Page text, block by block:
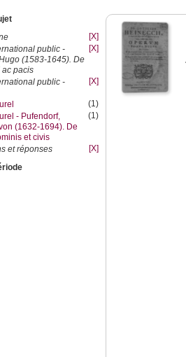
[X]
public -
(1583-1645). De
pacis
[X]
public -
[X]
(1)
- Pufendorf,
(1632-1694). De
et civis
(1)
et réponses
[X]